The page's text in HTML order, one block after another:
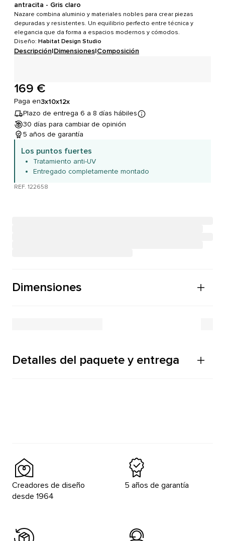
antracita - Gris claro
Nazare combina aluminio y materiales nobles para crear piezas
depuradas y resistentes. Un equilibrio perfecto entre técnica y
elegancia que da forma a espacios modernos y cómodos.
Diseño: Habitat Design Studio
Descripción|Dimensiones|Composición
169 €
Paga en3x10x12x
Plazo de entrega 6 a 8 días hábiles
30 días para cambiar de opinión
5 años de garantía
Los puntos fuertes
Tratamiento anti-UV
Entregado completamente montado
REF. 122658
Dimensiones
Detalles del paquete y entrega
Creadores de diseño
desde 1964
5 años de garantía